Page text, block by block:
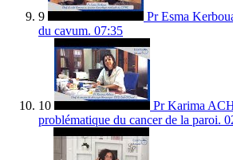
9
Pr Esma
du cavum. 07:35
10
Pr Karima
problématique du cancer de la paroi.